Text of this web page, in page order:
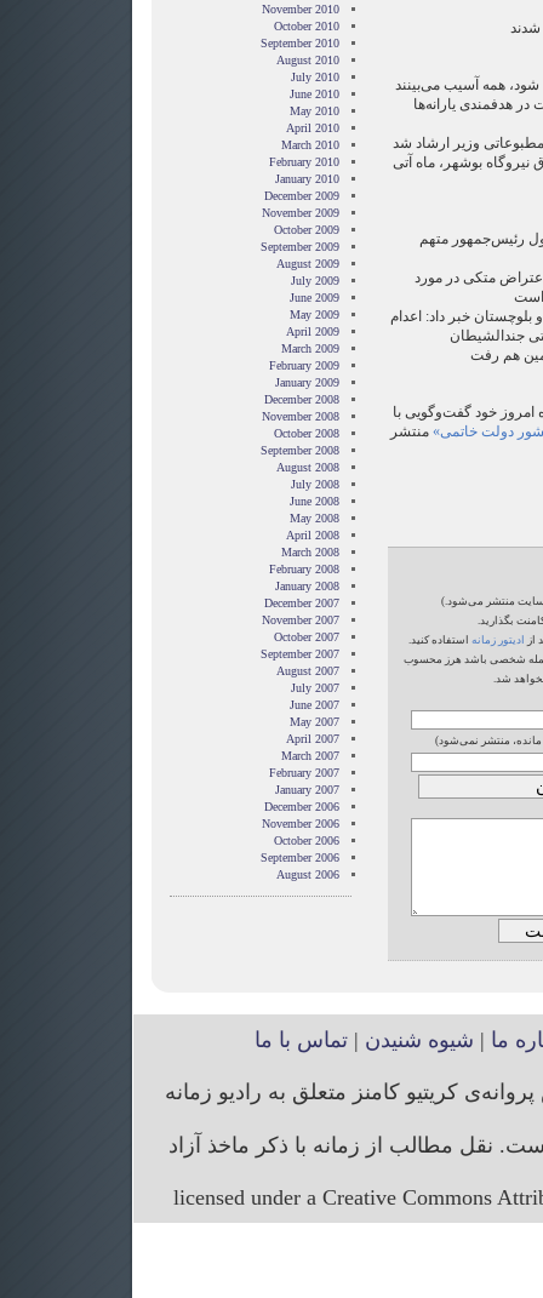
شود، همه آسیب می‌بینند
هدفمندی یارانه‌ها
وزیر ارشاد شد
بوشهر، ماه آتی
رئیس‌جمهور متهم
متکی در مورد
است
خبر داد: اعدام
هم رفت
امروز خود گفت‌وگویی با
دولت خاتمی» منتشر
منتشر می‌شود.)
بگذارید.
از
ادیتور زمانه استفاده کنید.
حمله شخصی باشد هرز محسوب
شد.
مانده، منتشر نمی‌شود)
November 2010
October 2010
September 2010
August 2010
July 2010
June 2010
May 2010
April 2010
March 2010
February 2010
January 2010
December 2009
November 2009
October 2009
September 2009
August 2009
July 2009
June 2009
May 2009
April 2009
March 2009
February 2009
January 2009
December 2008
November 2008
October 2008
September 2008
August 2008
July 2008
June 2008
May 2008
April 2008
March 2008
February 2008
January 2008
December 2007
November 2007
October 2007
September 2007
August 2007
July 2007
June 2007
May 2007
April 2007
March 2007
February 2007
January 2007
December 2006
November 2006
October 2006
September 2006
August 2006
ما | شیوه شنیدن |تماس با ما
کریتیو کامنز متعلق به رادیو زمانه
نقل مطالب از زمانه با ذکر ماخذ آزاد
licensed under a Creative Commons